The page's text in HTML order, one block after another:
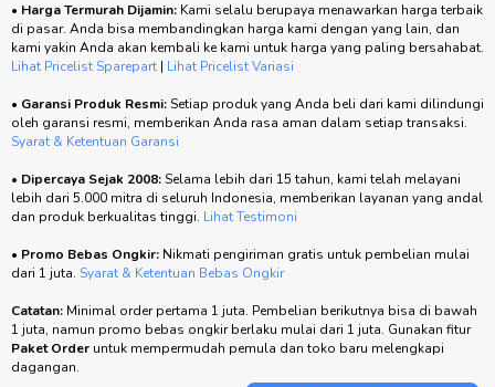
• Harga Termurah Dijamin: Kami selalu berupaya menawarkan harga terbaik
di pasar. Anda bisa membandingkan harga kami dengan yang lain, dan
kami yakin Anda akan kembali ke kami untuk harga yang paling bersahabat.
Lihat Pricelist Sparepart | Lihat Pricelist Variasi
• Garansi Produk Resmi:Setiap produk yang Anda beli dari kami dilindungi
oleh garansi resmi, memberikan Anda rasa aman dalam setiap transaksi.
Syarat & Ketentuan Garansi
• Dipercaya Sejak 2008:Selama lebih dari 15 tahun, kami telah melayani
lebih dari 5.000 mitra di seluruh Indonesia, memberikan layanan yang andal
dan produk berkualitas tinggi. Lihat Testimoni
• Promo Bebas Ongkir: Nikmati pengiriman gratis untuk pembelian mulai
dari 1 juta. Syarat & Ketentuan Bebas Ongkir
Catatan: Minimal order pertama 1 juta. Pembelian berikutnya bisa di bawah
1 juta, namun promo bebas ongkir berlaku mulai dari 1 juta. Gunakan fitur
Paket Order untuk mempermudah pemula dan toko baru melengkapi
dagangan.